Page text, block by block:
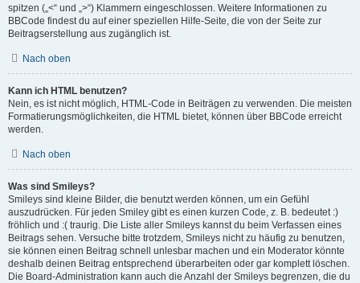
spitzen („<“ und „>“) Klammern eingeschlossen. Weitere Informationen zu
BBCode findest du auf einer speziellen Hilfe-Seite, die von der Seite zur
Beitragserstellung aus zugänglich ist.
Nach oben
Kann ich HTML benutzen?
Nein, es ist nicht möglich, HTML-Code in Beiträgen zu verwenden. Die meisten
Formatierungsmöglichkeiten, die HTML bietet, können über BBCode erreicht
werden.
Nach oben
Was sind Smileys?
Smileys sind kleine Bilder, die benutzt werden können, um ein Gefühl
auszudrücken. Für jeden Smiley gibt es einen kurzen Code, z. B. bedeutet :)
fröhlich und :( traurig. Die Liste aller Smileys kannst du beim Verfassen eines
Beitrags sehen. Versuche bitte trotzdem, Smileys nicht zu häufig zu benutzen,
sie können einen Beitrag schnell unlesbar machen und ein Moderator könnte
deshalb deinen Beitrag entsprechend überarbeiten oder gar komplett löschen.
Die Board-Administration kann auch die Anzahl der Smileys begrenzen, die du